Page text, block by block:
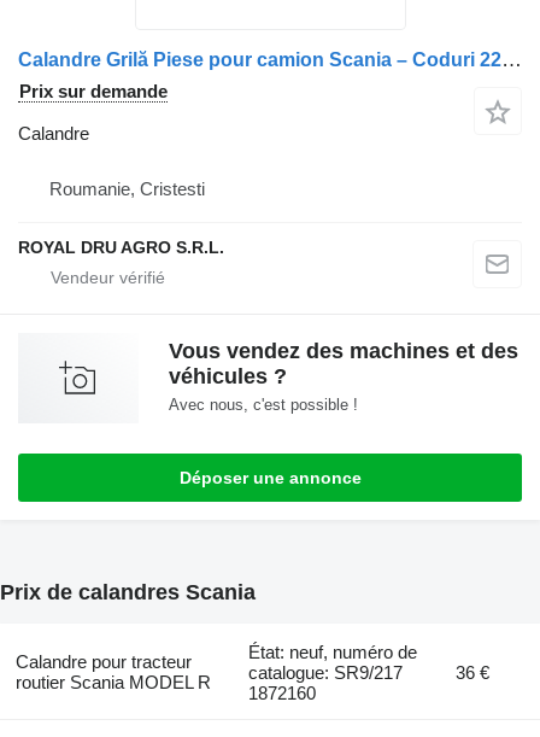
Calandre Grilă Piese pour camion Scania – Coduri 2297701, 2443019
Prix sur demande
Calandre
Roumanie, Cristesti
ROYAL DRU AGRO S.R.L.
Vous vendez des machines et des
véhicules ?
Avec nous, c'est possible !
Déposer une annonce
Prix de calandres Scania
Calandre pour tracteur
routier Scania MODEL R
État: neuf, numéro de
catalogue: SR9/217
1872160
36 €